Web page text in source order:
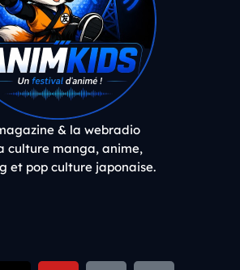
& la webradio
culture manga, anime,
et pop culture japonaise.